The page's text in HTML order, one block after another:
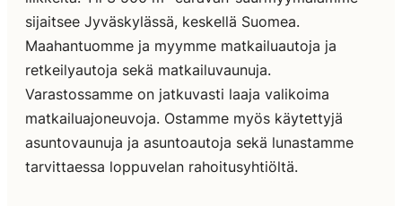
sijaitsee Jyväskylässä, keskellä Suomea.
Maahantuomme ja myymme matkailuautoja ja
retkeilyautoja sekä matkailuvaunuja.
Varastossamme on jatkuvasti laaja valikoima
matkailuajoneuvoja. Ostamme myös käytettyjä
asuntovaunuja ja asuntoautoja sekä lunastamme
tarvittaessa loppuvelan rahoitusyhtiöltä.